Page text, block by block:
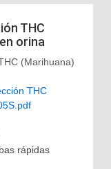
THC
orina
(Marihuana)
THC
rápidas